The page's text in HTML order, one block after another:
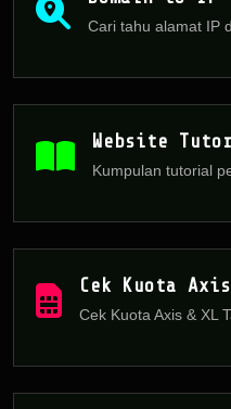
Cari tahu alamat IP
Website
Kumpulan tutorial
Cek Kuota
Cek Kuota Axis & XL